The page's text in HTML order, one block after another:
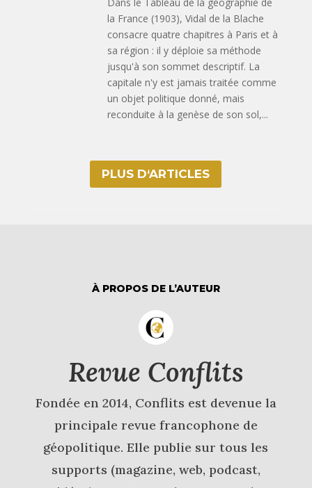
Dans le Tableau de la géographie de
la France (1903), Vidal de la Blache
consacre quatre chapitres à Paris et à
sa région : il y déploie sa méthode
jusqu'à son sommet descriptif. La
capitale n'y est jamais traitée comme
un objet politique donné, mais
reconduite à la genèse de son sol,...
PLUS D‘ARTICLES
À PROPOS DE L’AUTEUR
Revue Conflits
Fondée en 2014, Conflits est devenue la
principale revue francophone de
géopolitique. Elle publie sur tous les
supports (magazine, web, podcast,